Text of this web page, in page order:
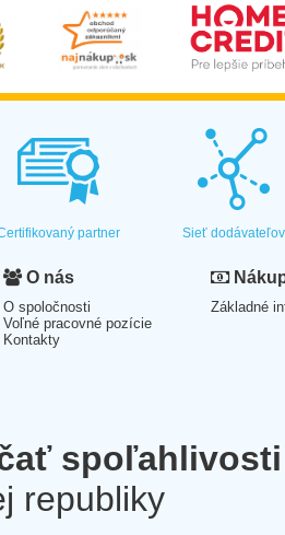
partner Sieť dodávateľov
O nás
O spoločnosti
Voľné pracovné pozície
Kontakty
Základné
spoľahlivosti
republiky